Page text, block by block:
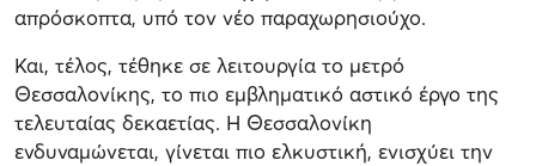
απρόσκοπτα, υπό τον νέο παραχωρησιούχο.
Και, τέλος, τέθηκε σε λειτουργία το μετρό
Θεσσαλονίκης, το πιο εμβληματικό αστικό έργο της
τελευταίας δεκαετίας. Η Θεσσαλονίκη
ενδυναμώνεται, γίνεται πιο ελκυστική, ενισχύει την